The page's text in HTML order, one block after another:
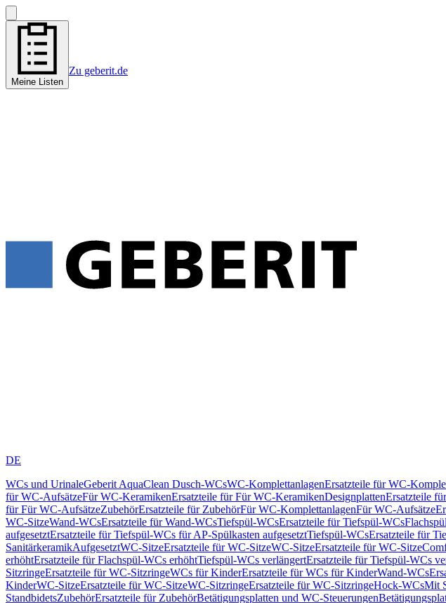
Meine Listen
Zu geberit.de
DE
WCs und UrinaleGeberit AquaClean Dusch-WCsWC-KomplettanlagenErsatzteile für WC-
für WC-AufsätzeFür WC-KeramikenErsatzteile für Für WC-KeramikenDesignplattenErsatzteile
für Für WC-AufsätzeZubehörErsatzteile für ZubehörFür WC-KomplettanlagenFür WC-Aufsätze
WC-SitzeWand-WCsErsatzteile für Wand-WCsTiefspül-WCsErsatzteile für Tiefspül-WCs
aufgesetztErsatzteile für Tiefspül-WCs für AP-Spülkasten aufgesetztTiefspül-WCsErsatzteile für
SanitärkeramikAufgesetztWC-SitzeErsatzteile für WC-SitzeWC-SitzeErsatzteile für WC-Sitze
erhöhtErsatzteile für Flachspül-WCs erhöhtTiefspül-WCs verlängertErsatzteile für Tiefspül-WCs
SitzringeErsatzteile für WC-SitzringeWCs für KinderErsatzteile für WCs für KinderWand-WCs
KinderWC-SitzeErsatzteile für WC-SitzeWC-SitzringeErsatzteile für WC-SitzringeHock-WCsMit
StandbidetsZubehörErsatzteile für ZubehörBetätigungsplatten und WC-Steuerungen